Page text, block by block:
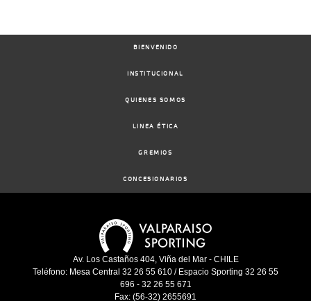
BIENVENIDO
INSTITUCIONAL
QUIENES SOMOS
LINEA ÉTICA
GREMIOS
CONCESIONARIOS
Av. Los Castaños 404, Viña del Mar - CHILE
Teléfono: Mesa Central 32 26 55 610 / Espacio Sporting 32 26 55
696 - 32 26 55 671
Fax: (56-32) 2655691